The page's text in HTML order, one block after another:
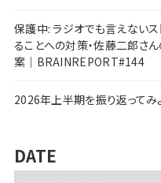
保護中: ラジオでも言えない
ることへの対策・佐藤二郎さ
案｜BRAINREPORT#144
2026年上半期を振り返ってみ
DATE